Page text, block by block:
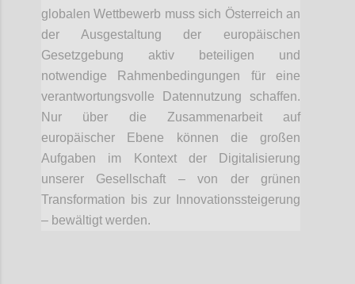
globalen Wettbewerb muss sich Österreich an
der Ausgestaltung der europäischen
Gesetzgebung aktiv beteiligen und
notwendige Rahmenbedingungen für eine
verantwortungsvolle Datennutzung schaffen.
Nur über die Zusammenarbeit auf
europäischer Ebene können die großen
Aufgaben im Kontext der Digitalisierung
unserer Gesellschaft – von der grünen
Transformation bis zur Innovationssteigerung
– bewältigt werden.